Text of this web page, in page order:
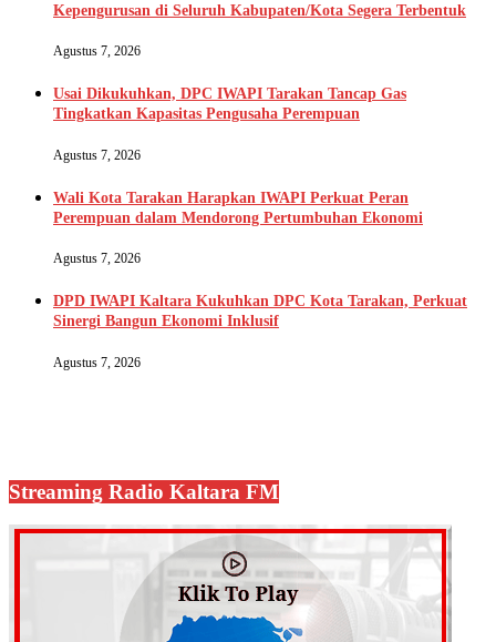
Kepengurusan di Seluruh Kabupaten/Kota Segera Terbentuk
Agustus 7, 2026
Usai Dikukuhkan, DPC IWAPI Tarakan Tancap Gas
Tingkatkan Kapasitas Pengusaha Perempuan
Agustus 7, 2026
Wali Kota Tarakan Harapkan IWAPI Perkuat Peran
Perempuan dalam Mendorong Pertumbuhan Ekonomi
Agustus 7, 2026
DPD IWAPI Kaltara Kukuhkan DPC Kota Tarakan, Perkuat
Sinergi Bangun Ekonomi Inklusif
Agustus 7, 2026
Streaming Radio Kaltara FM